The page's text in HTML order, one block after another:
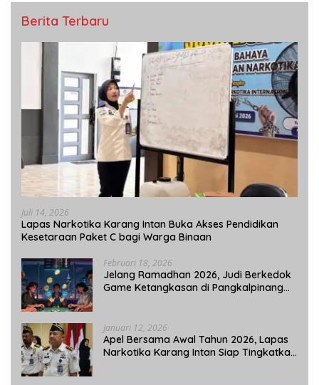
Berita Terbaru
Juli 14, 2026
Lapas Narkotika Karang Intan Buka Akses Pendidikan
Kesetaraan Paket C bagi Warga Binaan
Februari 18, 2026
Jelang Ramadhan 2026, Judi Berkedok
Game Ketangkasan di Pangkalpinang
Januari 12, 2026
Apel Bersama Awal Tahun 2026, Lapas
Narkotika Karang Intan Siap Tingkatkan